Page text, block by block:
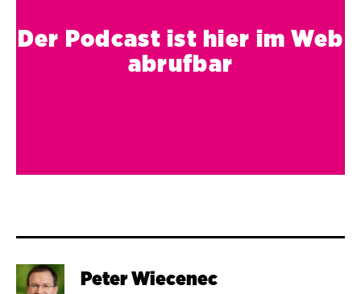
Der Podcast ist hier im Web
abrufbar
Peter Wiecenec